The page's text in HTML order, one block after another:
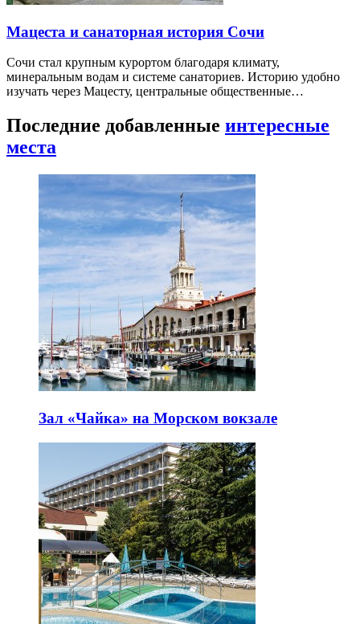
Мацеста и санаторная история Сочи
Сочи стал крупным курортом благодаря климату,
минеральным водам и системе санаториев. Историю удобно
изучать через Мацесту, центральные общественные…
Последние добавленные интересные
места
Зал «Чайка» на Морском вокзале